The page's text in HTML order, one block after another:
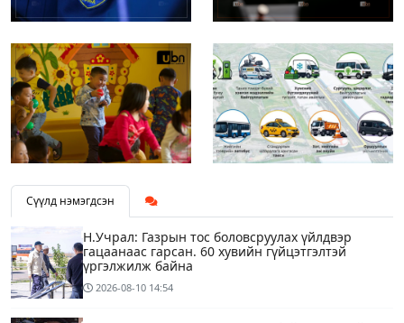
Сүүлд нэмэгдсэн
Н.Учрал: Газрын тос боловсруулах үйлдвэр
гацаанаас гарсан. 60 хувийн гүйцэтгэлтэй
үргэлжилж байна
2026-08-10 14:54